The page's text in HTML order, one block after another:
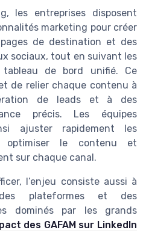
les entreprises disposent
marketing pour créer
de destination et des
sociaux, tout en suivant les
de bord unifié. Ce
de relier chaque contenu à
de leads et à des
précis. Les équipes
ajuster rapidement les
optimiser le contenu et
sur chaque canal.
l’enjeu consiste aussi à
plateformes et des
dominés par les grands
des GAFAM sur LinkedIn